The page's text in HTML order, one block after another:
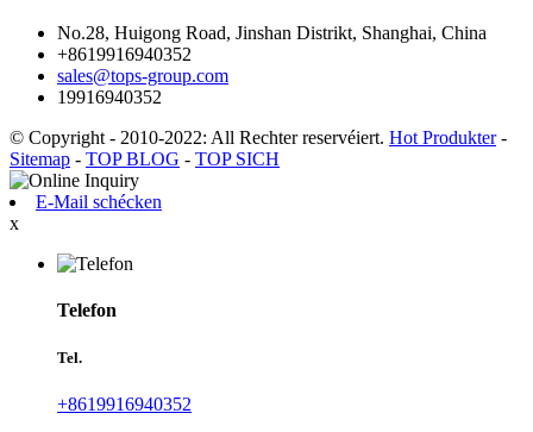
No.28, Huigong Road, Jinshan Distrikt, Shanghai, China
+8619916940352
sales@tops-group.com
19916940352
© Copyright - 2010-2022: All Rechter reservéiert. Hot Produkter-
Sitemap - TOP BLOG - TOP SICH
E-Mail schécken
x
Telefon
Tel.
+8619916940352